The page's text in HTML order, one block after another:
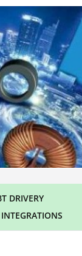
DRIVERY